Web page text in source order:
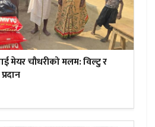
मेयर चौधरीको मलम: विल्टु र